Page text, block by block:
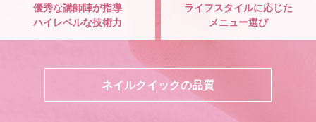
優秀な講師陣が指導
ハイレベルな技術力
ライフスタイルに応じた
メニュー選び
ネイルクイックの品質